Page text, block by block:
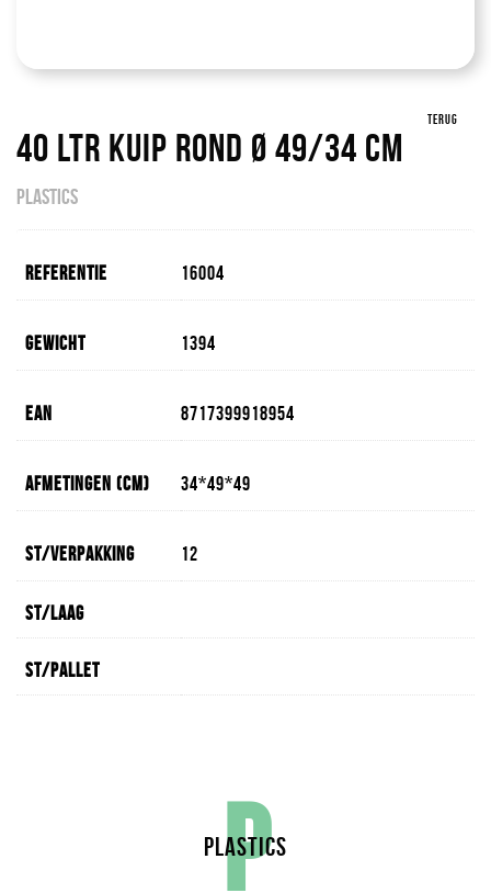
TERUG
40 Ltr Kuip Rond Ø 49/34 Cm
PLASTICS
Referentie 16004
Gewicht 1394
EAN 8717399918954
Afmetingen (cm) 34*49*49
St/verpakking 12
St/laag
St/pallet
P
PLASTICS